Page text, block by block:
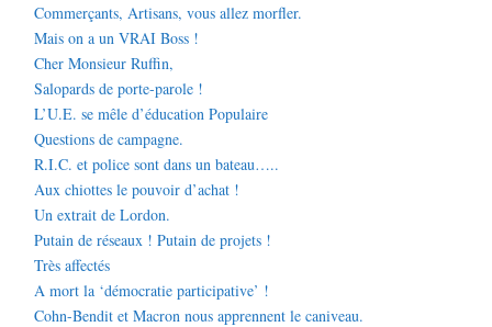
Commerçants, Artisans, vous allez morfler.
Mais on a un VRAI Boss !
Cher Monsieur Ruffin,
Salopards de porte-parole !
L’U.E. se mêle d’éducation Populaire
Questions de campagne.
R.I.C. et police sont dans un bateau…..
Aux chiottes le pouvoir d’achat !
Un extrait de Lordon.
Putain de réseaux ! Putain de projets !
Très affectés
A mort la ‘démocratie participative’ !
Cohn-Bendit et Macron nous apprennent le caniveau.